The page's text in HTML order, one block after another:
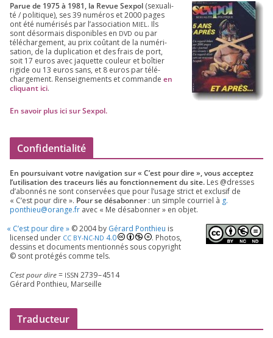
Parue de 1975à 1981, la Revue Sex­pol (sexua­li­
té /​ poli­tique), ses39 numé­ros et2000 pages
ont été numé­ri­sés par l’as­so­cia­tion MIEL. Ils
sont désor­mais dis­po­nibles en DVD ou par
télé­char­ge­ment, au prix coû­tant de la numé­ri­
sa­tion, de la dupli­ca­tion et des frais de port,
soit 17 euros avec jaquette cou­leur et boî­tier
rigide ou 13 euros sans, et 8 euros par télé­
char­ge­ment. Ren­sei­gne­ments et com­mande en
cli­quant ici.
En savoir plus ici sur Sexpol.
Confidentialité
En pour­sui­vant votre navi­ga­tion sur « C’est pour dire », vous accep­tez
l’utilisation des tra­ceurs liés au fonc­tion­ne­ment du site. Les @dresses
d’a­bon­nés ne sont conser­vées que pour l’u­sage strict et exclu­sif de
« C’est pour dire ». Pour se désa­bon­ner : un simple cour­riel à g.​
ponthieu@​orange.​fr avec « Me désa­bon­ner » en objet.
« C’est pour dire » ©2004by Gérard Ponthieu is
licen­sed under CC BY-NC-ND 4.0
. Photos,
des­sins et docu­ments men­tion­nés sous copy­right
© sont pro­té­gés comme tels.
C’est pour dire= ISSN 2739–4514
Gérard Ponthieu, Marseille
Traducteur